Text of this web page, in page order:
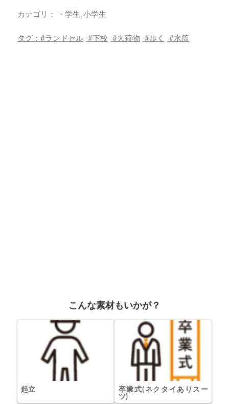
カテゴリ： ・学生,小学生
タグ： ランドセル 下校 大荷物 歩く 水筒
こんな素材もいかが？
起立
卒業式(ネクタイありスー
ツ)